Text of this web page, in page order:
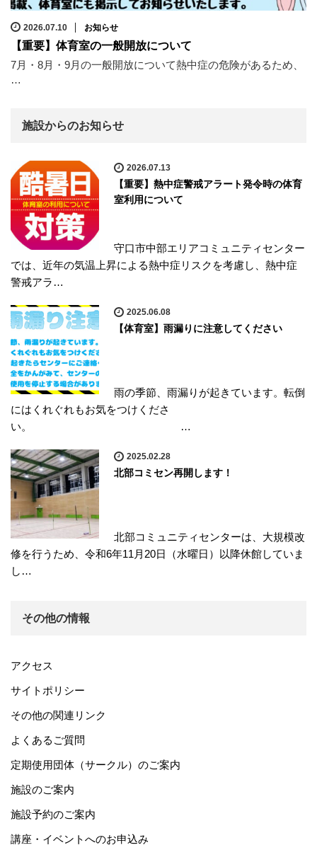
2026.07.10 お知らせ
【重要】体育室の一般開放について
7月・8月・9月の一般開放について熱中症の危険があるため、
…
施設からのお知らせ
2026.07.13
【重要】熱中症警戒アラート発令時の体育
室利用について
守口市中部エリアコミュニティセンター
では、近年の気温上昇による熱中症リスクを考慮し、熱中症
警戒アラ…
2025.06.08
【体育室】雨漏りに注意してください
雨の季節、雨漏りが起きています。転倒
にはくれぐれもお気をつけくださ
い。 …
2025.02.28
北部コミセン再開します！
北部コミュニティセンターは、大規模改
修を行うため、令和6年11月20日（水曜日）以降休館していま
し…
その他の情報
アクセス
サイトポリシー
その他の関連リンク
よくあるご質問
定期使用団体（サークル）のご案内
施設のご案内
施設予約のご案内
講座・イベントへのお申込み